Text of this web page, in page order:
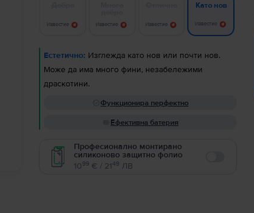
Известие Известие Известие
Като нов
Известие
Естетично: Изглежда като нов или почти нов.
Може да има много фини, незабележими
драскотини.
Функционира перфектно
Ефективна батерия
Професионално монтирано
силиконово защитно фолио
1099 € / 2149 ЛВ